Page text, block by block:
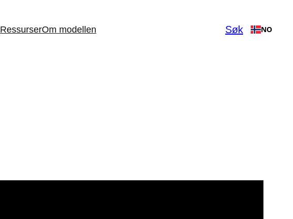
RessurserOm modellen Søk NO